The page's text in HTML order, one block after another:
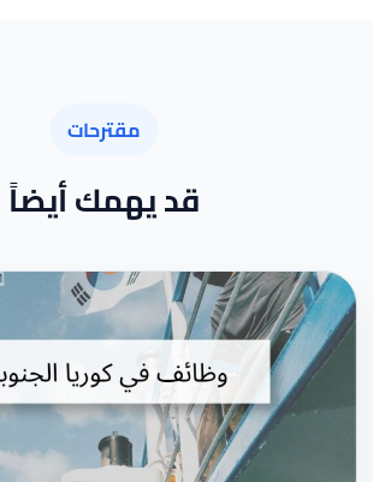
مقترحات
قد يهمك أيضاً